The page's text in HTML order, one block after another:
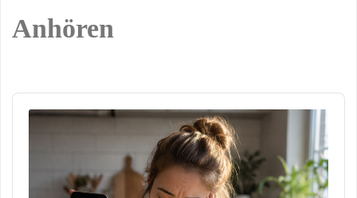
Anhören
Audio
Player